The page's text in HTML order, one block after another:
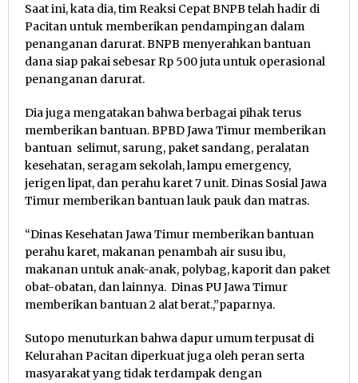
Saat ini, kata dia, tim Reaksi Cepat BNPB telah hadir di
Pacitan untuk memberikan pendampingan dalam
penanganan darurat. BNPB menyerahkan bantuan
dana siap pakai sebesar Rp 500 juta untuk operasional
penanganan darurat.
Dia juga mengatakan bahwa berbagai pihak terus
memberikan bantuan. BPBD Jawa Timur memberikan
bantuan selimut, sarung, paket sandang, peralatan
kesehatan, seragam sekolah, lampu emergency,
jerigen lipat, dan perahu karet 7 unit. Dinas Sosial Jawa
Timur memberikan bantuan lauk pauk dan matras.
“Dinas Kesehatan Jawa Timur memberikan bantuan
perahu karet, makanan penambah air susu ibu,
makanan untuk anak-anak, polybag, kaporit dan paket
obat-obatan, dan lainnya. Dinas PU Jawa Timur
memberikan bantuan 2 alat berat.,”paparnya.
Sutopo menuturkan bahwa dapur umum terpusat di
Kelurahan Pacitan diperkuat juga oleh peran serta
masyarakat yang tidak terdampak dengan